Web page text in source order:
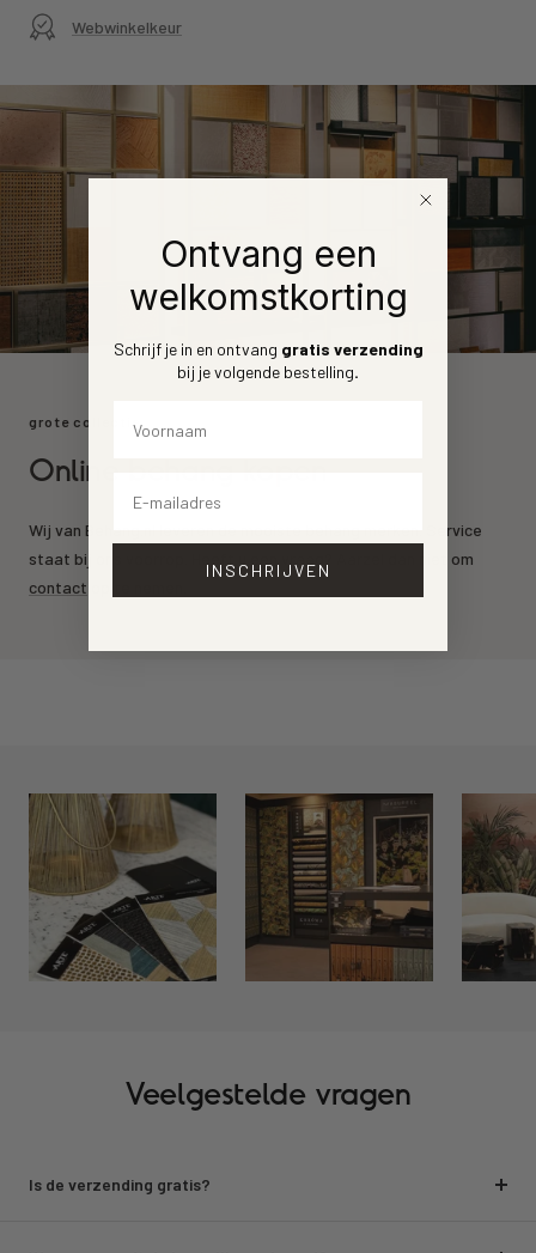
Webwinkelkeur
grote collectie
Online behang kopen
Wij van Behang.nl leveren de mooiste behang merken. Service
staat bij ons voorrop. Heeft u een vraag? Aarzel dan niet om
contact
Veelgestelde vragen
Is de verzending gratis?
Ontvang een
welkomstkorting
Schrijf je in en ontvang gratis verzending
bij je volgende bestelling.
INSCHRIJVEN